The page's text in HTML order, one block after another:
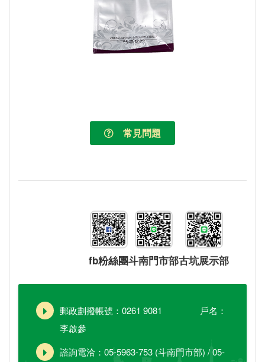
常見問題
fb粉絲團斗南門市部古坑展示部
郵政劃撥帳號：0261 9081 戶名：
李啟參
諮詢電洽：05-5963-753 (斗南門市部) / 05-